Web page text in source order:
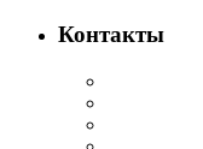
Контакты